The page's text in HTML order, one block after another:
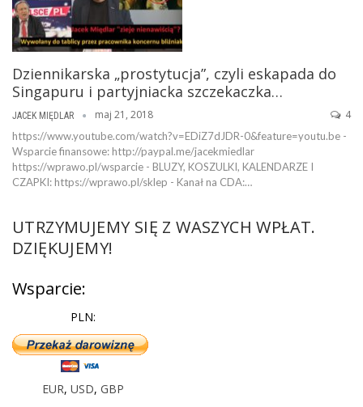
Dziennikarska „prostytucja”, czyli eskapada do
Singapuru i partyjniacka szczekaczka…
JACEK MIĘDLAR maj 21, 2018 4
https://www.youtube.com/watch?v=EDiZ7dJDR-0&feature=youtu.be -
Wsparcie finansowe: http://paypal.me/jacekmiedlar
https://wprawo.pl/wsparcie - BLUZY, KOSZULKI, KALENDARZE I
CZAPKI: https://wprawo.pl/sklep - Kanał na CDA:…
UTRZYMUJEMY SIĘ Z WASZYCH WPŁAT.
DZIĘKUJEMY!
Wsparcie:
PLN:
EUR, USD, GBP